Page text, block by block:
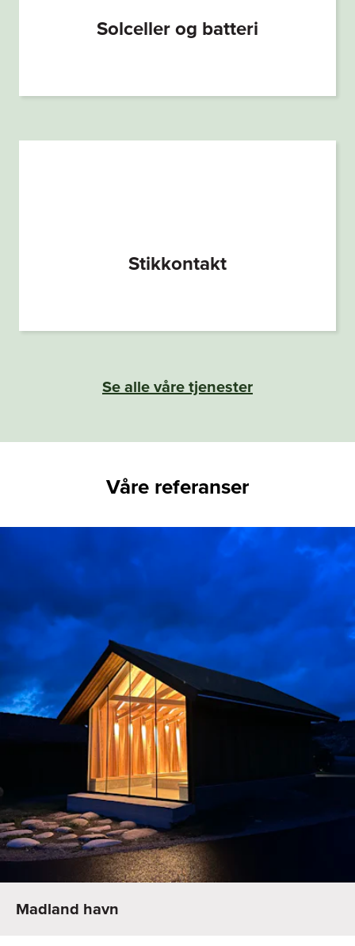
Solceller og batteri
Stikkontakt
Se alle våre tjenester
Våre referanser
Madland havn